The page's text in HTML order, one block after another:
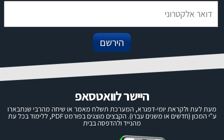
היישר לוואטסאפ
מעת לעת ולקראת יומי-דפגרא, המערכת תשלח מאמר או שיחה מהרבי שנתבארו
ע"י המכון (חדשים או משנים עברו). הקבצים מוצגים בפורמט PDF, ללימוד בכל עת
מהנייד ולהדפסה בבית